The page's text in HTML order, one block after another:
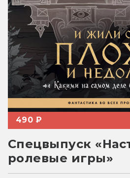
490 ₽
Спецвыпуск
ролевые игры»